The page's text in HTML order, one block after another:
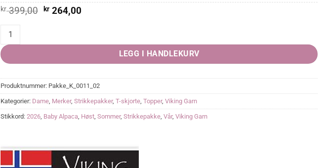
kr399,00 Opprinnelig
kr264,00Nåværende
Sofie Topp quantity
LEGG I HANDLEKURV
Produktnummer: Pakke_K_0011_02
Kategorier: Dame Merker, Strikkepakker, T-skjorte Topper, Viking Garn
Stikkord: 2026 Baby Alpaca Høst Sommer, Strikkepakke Vår, Viking Garn